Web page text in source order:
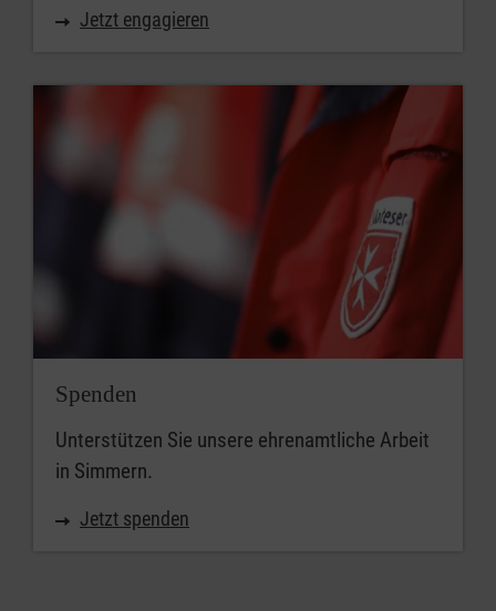
Jetzt engagieren
Spenden
Unterstützen Sie unsere ehrenamtliche Arbeit
in Simmern.
Jetzt spenden